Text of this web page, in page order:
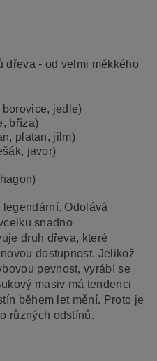
dřeva - od velmi měkkého
jedle)
bříza)
platan, jilm)
javor)
Odolává
snadno
druh dřeva, které
dostupnost. Jelikož
pevnost, vyrábí se
masiv má tendenci
během let mění. Proto je
různých odstínů.